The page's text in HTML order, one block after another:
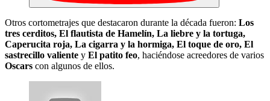
Otros cortometrajes que destacaron durante la década fueron: Los
tres cerditos, El flautista de Hamelín, La liebre y la tortuga,
Caperucita roja, La cigarra y la hormiga, El toque de oro, El
sastrecillo valiente y El patito feo, haciéndose acreedores de varios
Oscars con algunos de ellos.